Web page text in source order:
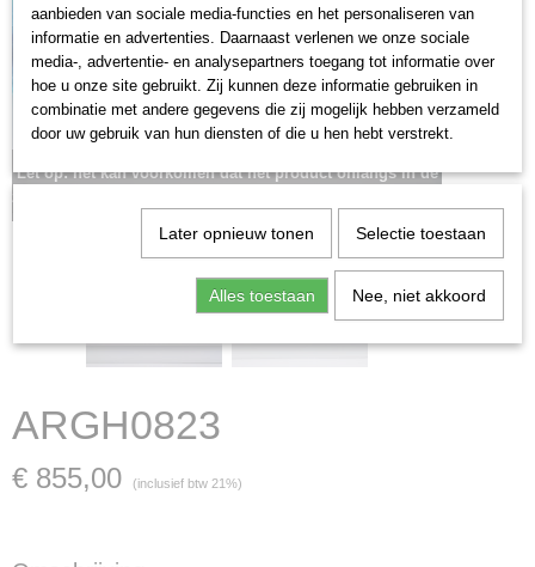
Let op: het kan voorkomen dat het product onlangs in de
zaak is verkocht; in dat geval nemen wij contact met u op.
ARGH0823
€ 855,00 (inclusief btw 21%)
aanbieden van sociale media-functies en het personaliseren van
informatie en advertenties. Daarnaast verlenen we onze sociale
media-, advertentie- en analysepartners toegang tot informatie over
hoe u onze site gebruikt. Zij kunnen deze informatie gebruiken in
combinatie met andere gegevens die zij mogelijk hebben verzameld
door uw gebruik van hun diensten of die u hen hebt verstrekt.
Later opnieuw tonen Selectie toestaan
Alles toestaan Nee, niet akkoord